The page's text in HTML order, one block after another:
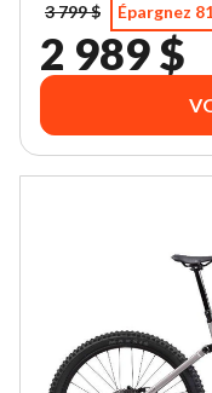
3 799 $
Épargnez
2 989 $